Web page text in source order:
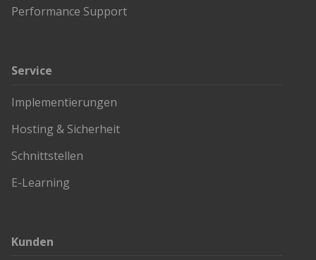
Performance Support
Service
Implementierungen
Hosting & Sicherheit
Schnittstellen
E-Learning
Kunden